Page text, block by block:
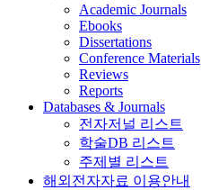
Academic Journals
Ebooks
Dissertations
Conference Materials
Reviews
Reports
Databases & Journals
전자저널 리스트
학술DB 리스트
주제별 리스트
해외전자자료 이용안내